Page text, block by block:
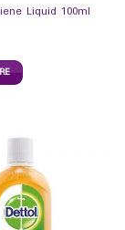
Liquid 100ml